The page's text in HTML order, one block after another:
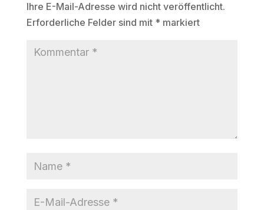
Ihre E-Mail-Adresse wird nicht veröffentlicht.
Erforderliche Felder sind mit * markiert